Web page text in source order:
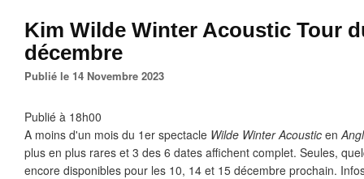
Kim Wilde Winter Acoustic Tour
décembre
Publié le 14 Novembre 2023
Publié à 18h00
A moins d'un mois du 1er spectacle Wilde Winter Acoustic en
plus en plus rares et 3 des 6 dates affichent complet. Seules,
encore disponibles pour les 10, 14 et 15 décembre prochain.